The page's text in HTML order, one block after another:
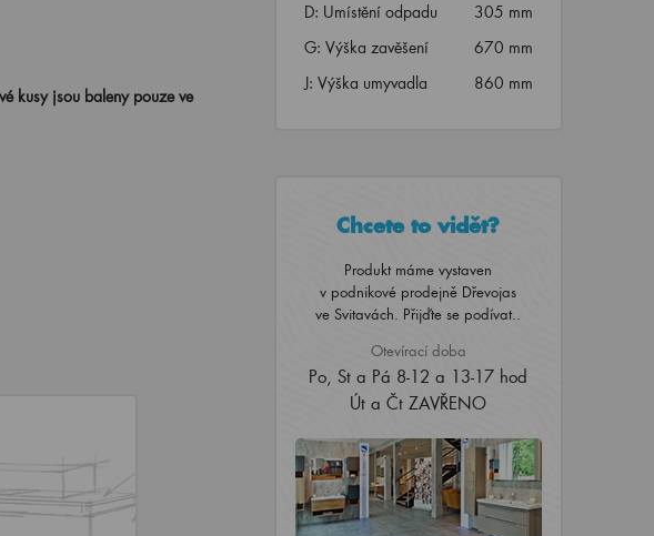
kusy jsou baleny pouze ve
D: Umístění odpadu
305 mm
G: Výška zavěšení
670 mm
J: Výška umyvadla
860 mm
Chcete to vidět?
Produkt máme vystaven
v podnikové prodejně Dřevojas
ve Svitavách. Přijďte se podívat..
Otevírací doba
Po, St a Pá 8-12 a 13-17 hod
Út a Čt ZAVŘENO